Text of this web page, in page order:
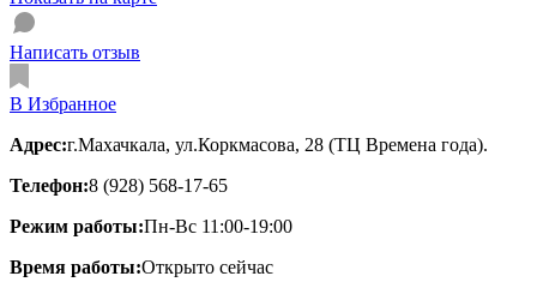
Написать отзыв
В Избранное
Адрес:г.Махачкала, ул.Коркмасова, 28 (ТЦ Времена года).
Телефон:8 (928) 568-17-65
Режим работы:Пн-Вс 11:00-19:00
Время работы:Открыто сейчас